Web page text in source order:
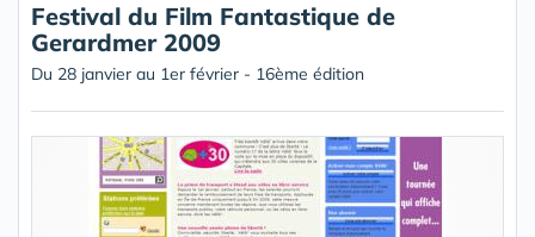
Festival du Film Fantastique de
Gerardmer 2009
Du 28 janvier au 1er février - 16ème édition